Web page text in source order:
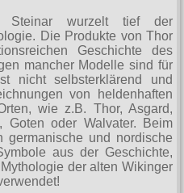
Steinar wurzelt tief der
Die Produkte von Thor
Geschichte des
mancher Modelle sind für
nicht selbsterklärend und
von heldenhaften
wie z.B. Thor, Asgard,
Goten oder Walvater. Beim
germanische und nordische
aus der Geschichte,
der alten Wikinger